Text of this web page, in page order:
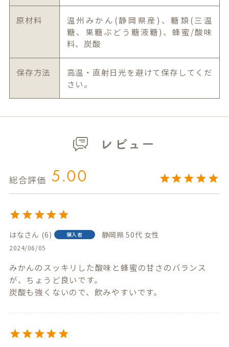
原材料
温州みかん(静岡県産)、糖類(三温
糖、果糖ぶどう糖液糖)、蜂蜜/酸味
料、炭酸
保存方法
高温・直射日光を避けて保存してくだ
さい。
レビュー
5.00
はな 6 購入者 静岡県 50代 女性
2024/06/05
みかんのスッキリした酸味と蜂蜜の甘さのバランス
が、ちょうど良いです。
炭酸も強くないので、飲みやすいです。